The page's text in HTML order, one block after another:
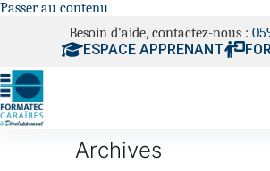
Passer au contenu
Besoin d'aide, contactez-nous :
ESPACE APPRENANT
Archives